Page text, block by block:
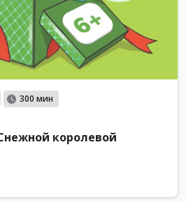
300 мин
королевой